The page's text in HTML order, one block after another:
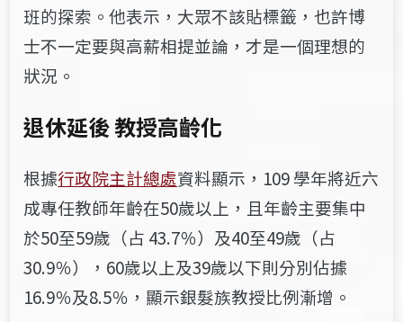
班的探索。他表示，大眾不該貼標籤，也許博
士不一定要與高薪相提並論，才是一個理想的
狀況。
退休延後 教授高齡化
根據行政院主計總處資料顯示，109 學年將近六
成專任教師年齡在50歲以上，且年齡主要集中
於50至59歲（占 43.7％）及40至49歲（占
30.9％），60歲以上及39歲以下則分別佔據
16.9％及8.5％，顯示銀髮族教授比例漸增。